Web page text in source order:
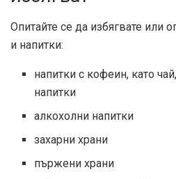
Опитайте се да избягвате или
и напитки:
напитки с кофеин, като
напитки
алкохолни напитки
захарни храни
пържени храни